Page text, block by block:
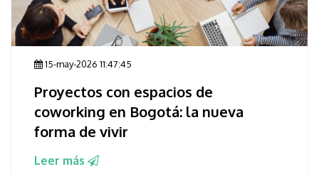
15-may-2026 11:47:45
Proyectos con espacios de
coworking en Bogotá: la nueva
forma de vivir
Leer más